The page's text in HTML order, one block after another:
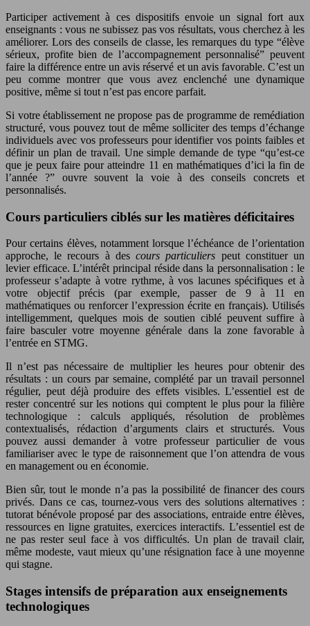
Participer activement à ces dispositifs envoie un signal fort aux
enseignants : vous ne subissez pas vos résultats, vous cherchez à les
améliorer. Lors des conseils de classe, les remarques du type “élève
sérieux, profite bien de l’accompagnement personnalisé” peuvent
faire la différence entre un avis réservé et un avis favorable. C’est un
peu comme montrer que vous avez enclenché une dynamique
positive, même si tout n’est pas encore parfait.
Si votre établissement ne propose pas de programme de remédiation
structuré, vous pouvez tout de même solliciter des temps d’échange
individuels avec vos professeurs pour identifier vos points faibles et
définir un plan de travail. Une simple demande de type “qu’est-ce
que je peux faire pour atteindre 11 en mathématiques d’ici la fin de
l’année ?” ouvre souvent la voie à des conseils concrets et
personnalisés.
Cours particuliers ciblés sur les matières déficitaires
Pour certains élèves, notamment lorsque l’échéance de l’orientation
approche, le recours à descours particuliers peut constituer un
levier efficace. L’intérêt principal réside dans la personnalisation : le
professeur s’adapte à votre rythme, à vos lacunes spécifiques et à
votre objectif précis (par exemple, passer de 9 à 11 en
mathématiques ou renforcer l’expression écrite en français). Utilisés
intelligemment, quelques mois de soutien ciblé peuvent suffire à
faire basculer votre moyenne générale dans la zone favorable à
l’entrée en STMG.
Il n’est pas nécessaire de multiplier les heures pour obtenir des
résultats : un cours par semaine, complété par un travail personnel
régulier, peut déjà produire des effets visibles. L’essentiel est de
rester concentré sur les notions qui comptent le plus pour la filière
technologique : calculs appliqués, résolution de problèmes
contextualisés, rédaction d’arguments clairs et structurés. Vous
pouvez aussi demander à votre professeur particulier de vous
familiariser avec le type de raisonnement que l’on attendra de vous
en management ou en économie.
Bien sûr, tout le monde n’a pas la possibilité de financer des cours
privés. Dans ce cas, tournez-vous vers des solutions alternatives :
tutorat bénévole proposé par des associations, entraide entre élèves,
ressources en ligne gratuites, exercices interactifs. L’essentiel est de
ne pas rester seul face à vos difficultés. Un plan de travail clair,
même modeste, vaut mieux qu’une résignation face à une moyenne
qui stagne.
Stages intensifs de préparation aux enseignements
technologiques